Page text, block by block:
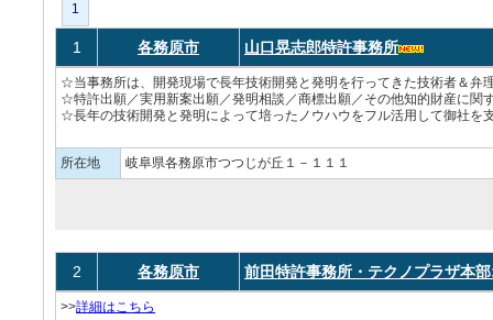
1
1 各務原市 山口晃志郎特許事務所
☆当事務所は、開発現場で長年技術開発と発明を行ってきた技術者＆弁
☆特許出願／実用新案出願／発明相談／商標出願／その他知的財産に関
☆長年の技術開発と発明によって培ったノウハウをフル活用して御社を
所在地 岐阜県各務原市つつじが丘１－１１１
2 各務原市 前田特許事務所・テクノプラザ本
>>詳細はこちら